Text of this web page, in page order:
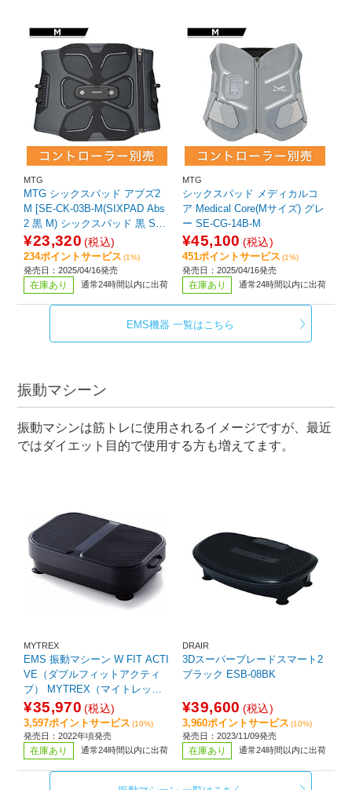
MTG
MTG シックスパッド アブズ2
M [SE-CK-03B-M(SIXPAD Abs
2 黒 M) シックスパッド 黒 SE-
CK-03B-M
¥23,320 (税込)
234ポイントサービス (1%)
発売日：2025/04/16発売
在庫あり 通常24時間以内に出荷
MTG
シックスパッド メディカルコ
ア Medical Core(Mサイズ) グレ
ー SE-CG-14B-M
¥45,100 (税込)
451ポイントサービス (1%)
発売日：2025/04/16発売
在庫あり 通常24時間以内に出荷
EMS機器 一覧はこちら
振動マシーン
振動マシンは筋トレに使用されるイメージですが、最近
ではダイエット目的で使用する方も増えてます。
MYTREX
EMS 振動マシーン W FIT ACTI
VE（ダブルフィットアクティ
ブ） MYTREX（マイトレック
ス） MT-WFA22B
¥35,970 (税込)
3,597ポイントサービス (10%)
発売日：2022年頃発売
在庫あり 通常24時間以内に出荷
DRAIR
3Dスーパーブレードスマート2
ブラック ESB-08BK
¥39,600 (税込)
3,960ポイントサービス (10%)
発売日：2023/11/09発売
在庫あり 通常24時間以内に出荷